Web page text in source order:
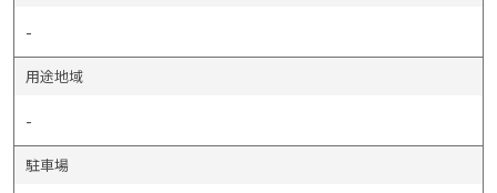
-
用途地域
-
駐車場